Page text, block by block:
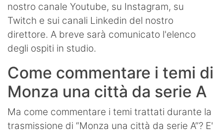
nostro canale Youtube, su Instagram, su
Twitch e sui canali Linkedin del nostro
direttore. A breve sarà comunicato l'elenco
degli ospiti in studio.
Come commentare i temi di
Monza una città da serie A
Ma come commentare i temi trattati durante la
trasmissione di “Monza una città da serie A”? E'